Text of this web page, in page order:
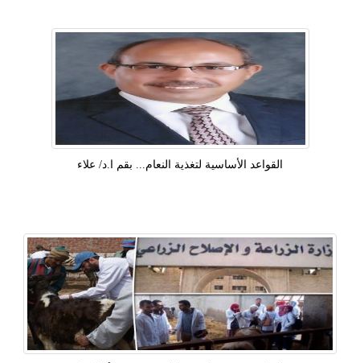
القواعد الأساسية لتغذية النعام... بقم ا.د/ علاء